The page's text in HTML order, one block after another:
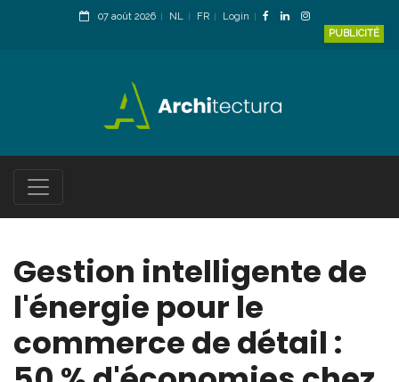
07 août 2026 NL FR
Login
PUBLICITÉ
Gestion intelligente de
l'énergie pour le
commerce de détail :